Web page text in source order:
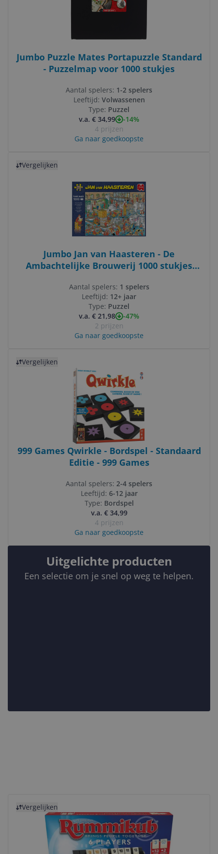
Jumbo Puzzle Mates Portapuzzle Standard
- Puzzelmap voor 1000 stukjes
Aantal spelers: 1-2 spelers
Leeftijd: Volwassenen
Type: Puzzel
v.a. € 34,99
-14%
4 prijzen
Ga naar goedkoopste
Vergelijken
Jumbo Jan van Haasteren - De
Ambachtelijke Brouwerij 1000 stukjes
Aantal spelers: 1 spelers
Leeftijd: 12+ jaar
Type: Puzzel
v.a. € 21,98
-47%
2 prijzen
Ga naar goedkoopste
Vergelijken
999 Games Qwirkle - Bordspel - Standaard
Editie - 999 Games
Aantal spelers: 2-4 spelers
Leeftijd: 6-12 jaar
Type: Bordspel
v.a. € 34,99
4 prijzen
Ga naar goedkoopste
Uitgelichte producten
Een selectie om je snel op weg te helpen.
Vergelijken